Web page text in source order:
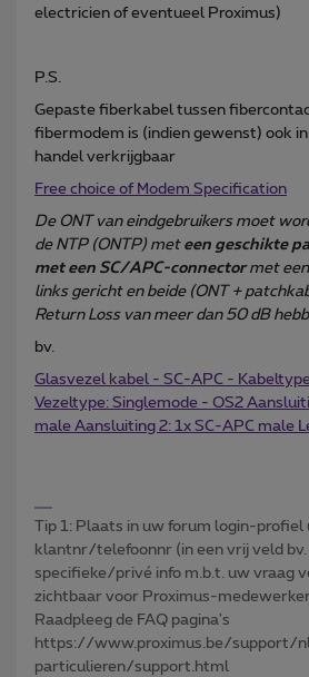
electricien of eventueel Proximus)
P.S.
Gepaste fiberkabel tussen
fibermodem is (indien gewenst) ook
handel verkrijgbaar
Free choice of Modem Specification
De ONT van eindgebruikers moet
de NTP (ONTP) met een geschikte
met een SC/APC-connectormet een
links gericht en beide (ONT +
Return Loss van meer dan 50 dB
bv.
Glasvezel kabel - SC-APC -
Vezeltype: Singlemode - OS2
male Aansluiting 2: 1x SC-APC male
Tip 1: Plaats in uw forum login-profiel
klantnr/telefoonnr (in een vrij veld
specifieke/privé info m.b.t. uw vraag
zichtbaar voor Proximus-
Raadpleeg de FAQ pagina's
https://www.proximus.be/support/
particulieren/support.html